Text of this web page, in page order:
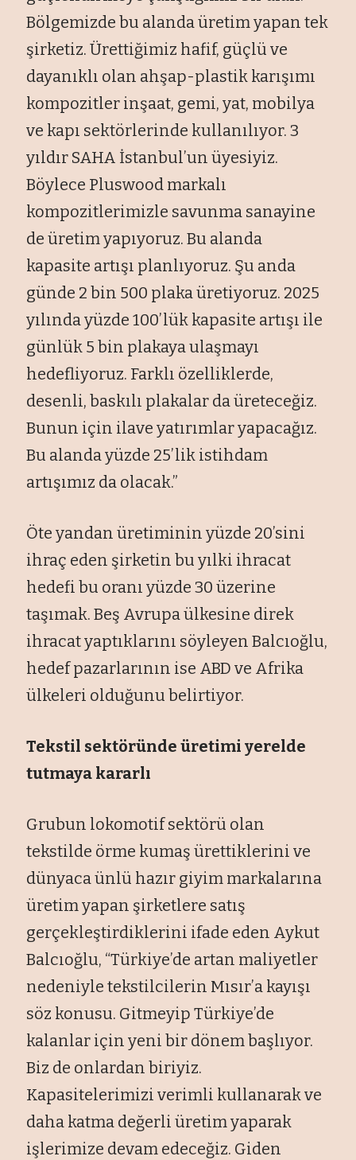
Bölgemizde bu alanda üretim yapan tek
şirketiz. Ürettiğimiz hafif, güçlü ve
dayanıklı olan ahşap-plastik karışımı
kompozitler inşaat, gemi, yat, mobilya
ve kapı sektörlerinde kullanılıyor. 3
yıldır SAHA İstanbul’un üyesiyiz.
Böylece Pluswood markalı
kompozitlerimizle savunma sanayine
de üretim yapıyoruz. Bu alanda
kapasite artışı planlıyoruz. Şu anda
günde 2 bin 500 plaka üretiyoruz. 2025
yılında yüzde 100’lük kapasite artışı ile
günlük 5 bin plakaya ulaşmayı
hedefliyoruz. Farklı özelliklerde,
desenli, baskılı plakalar da üreteceğiz.
Bunun için ilave yatırımlar yapacağız.
Bu alanda yüzde 25’lik istihdam
artışımız da olacak.”
Öte yandan üretiminin yüzde 20’sini
ihraç eden şirketin bu yılki ihracat
hedefi bu oranı yüzde 30 üzerine
taşımak. Beş Avrupa ülkesine direk
ihracat yaptıklarını söyleyen Balcıoğlu,
hedef pazarlarının ise ABD ve Afrika
ülkeleri olduğunu belirtiyor.
Tekstil sektöründe üretimi yerelde
tutmaya kararlı
Grubun lokomotif sektörü olan
tekstilde örme kumaş ürettiklerini ve
dünyaca ünlü hazır giyim markalarına
üretim yapan şirketlere satış
gerçekleştirdiklerini ifade eden Aykut
Balcıoğlu, “Türkiye’de artan maliyetler
nedeniyle tekstilcilerin Mısır’a kayışı
söz konusu. Gitmeyip Türkiye’de
kalanlar için yeni bir dönem başlıyor.
Biz de onlardan biriyiz.
Kapasitelerimizi verimli kullanarak ve
daha katma değerli üretim yaparak
işlerimize devam edeceğiz. Giden